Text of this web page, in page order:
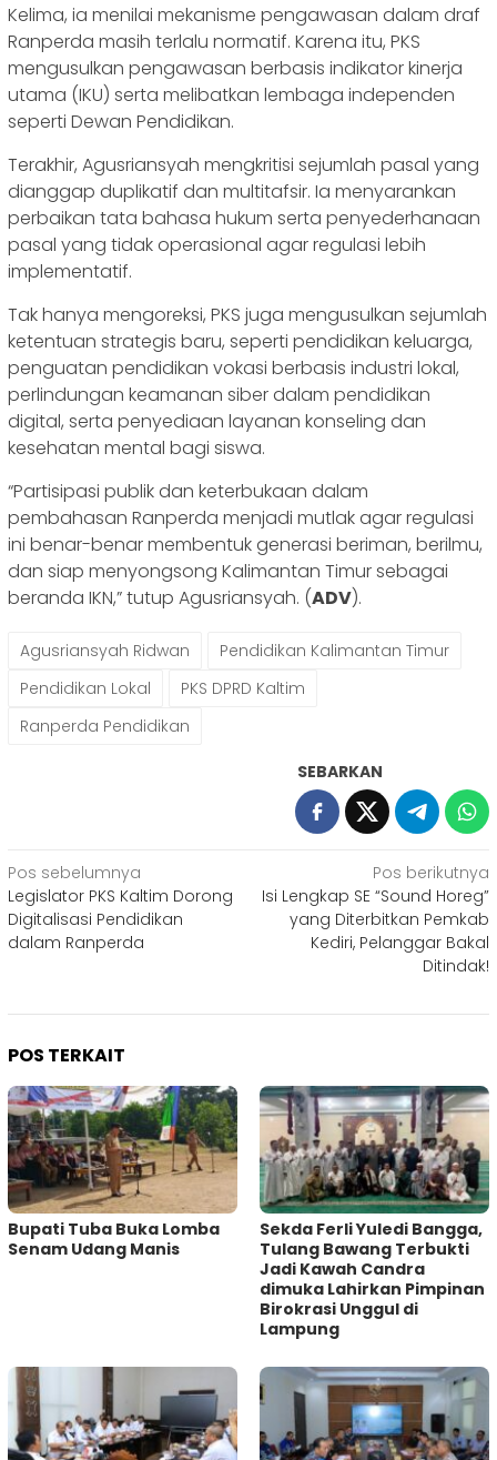
Kelima, ia menilai mekanisme pengawasan dalam draf
Ranperda masih terlalu normatif. Karena itu, PKS
mengusulkan pengawasan berbasis indikator kinerja
utama (IKU) serta melibatkan lembaga independen
seperti Dewan Pendidikan.
Terakhir, Agusriansyah mengkritisi sejumlah pasal yang
dianggap duplikatif dan multitafsir. Ia menyarankan
perbaikan tata bahasa hukum serta penyederhanaan
pasal yang tidak operasional agar regulasi lebih
implementatif.
Tak hanya mengoreksi, PKS juga mengusulkan sejumlah
ketentuan strategis baru, seperti pendidikan keluarga,
penguatan pendidikan vokasi berbasis industri lokal,
perlindungan keamanan siber dalam pendidikan
digital, serta penyediaan layanan konseling dan
kesehatan mental bagi siswa.
“Partisipasi publik dan keterbukaan dalam
pembahasan Ranperda menjadi mutlak agar regulasi
ini benar-benar membentuk generasi beriman, berilmu,
dan siap menyongsong Kalimantan Timur sebagai
beranda IKN,” tutup Agusriansyah. (ADV).
Agusriansyah Ridwan
Pendidikan Kalimantan Timur
Pendidikan Lokal
PKS DPRD Kaltim
Ranperda Pendidikan
SEBARKAN
Navigasi
pos
Pos sebelumnya
Legislator PKS Kaltim Dorong
Digitalisasi Pendidikan
dalam Ranperda
Pos berikutnya
Isi Lengkap SE “Sound Horeg”
yang Diterbitkan Pemkab
Kediri, Pelanggar Bakal
Ditindak!
POS TERKAIT
Bupati Tuba Buka Lomba
Senam Udang Manis
Sekda Ferli Yuledi Bangga,
Tulang Bawang Terbukti
Jadi Kawah Candra
dimuka Lahirkan Pimpinan
Birokrasi Unggul di
Lampung